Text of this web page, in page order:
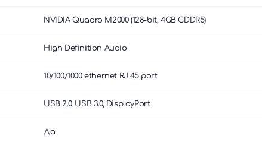
NVIDIA Quadro M2000 (128-bit, 4GB GDDR5)
High Definition Audio
10/100/1000 ethernet RJ 45 port
USB 2.0, USB 3.0, DisplayPort
Да